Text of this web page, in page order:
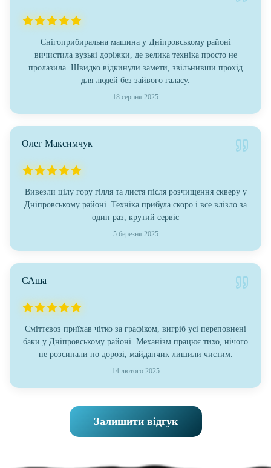
Снігоприбиральна машина у Дніпровському районі
вичистила вузькі доріжки, де велика техніка просто не
пролазила. Швидко відкинули замети, звільнивши прохід
для людей без зайвого галасу.
18 серпня 2025
Олег Максимчук
Вивезли цілу гору гілля та листя після розчищення скверу у
Дніпровському районі. Техніка прибула скоро і все влізло за
один раз, крутий сервіс
5 березня 2025
САша
Сміттєвоз приїхав чітко за графіком, вигріб усі переповнені
баки у Дніпровському районі. Механізм працює тихо, нічого
не розсипали по дорозі, майданчик лишили чистим.
14 лютого 2025
Залишити відгук